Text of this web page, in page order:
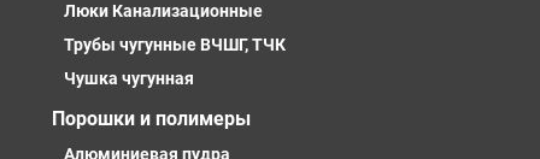
Люки Канализационные
Трубы чугунные ВЧШГ, ТЧК
Чушка чугунная
Порошки и полимеры
Алюминиевая пудра